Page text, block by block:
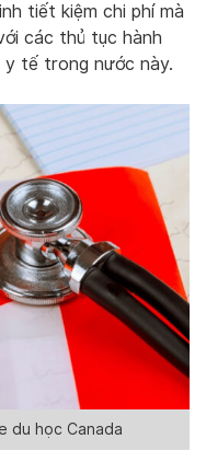
tiết kiệm chi phí mà
các thủ tục hành
y tế trong nước này.
du học Canada